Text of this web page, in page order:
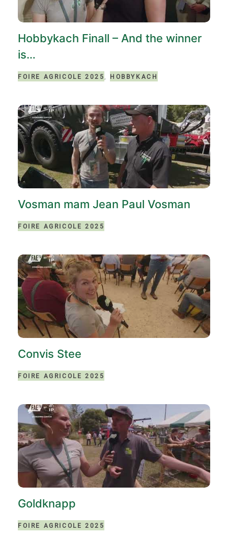
Hobbykach Finall – And the winner
is…
FOIRE AGRICOLE 2025, HOBBYKACH
Vosman mam Jean Paul Vosman
FOIRE AGRICOLE 2025
Convis Stee
FOIRE AGRICOLE 2025
Goldknapp
FOIRE AGRICOLE 2025